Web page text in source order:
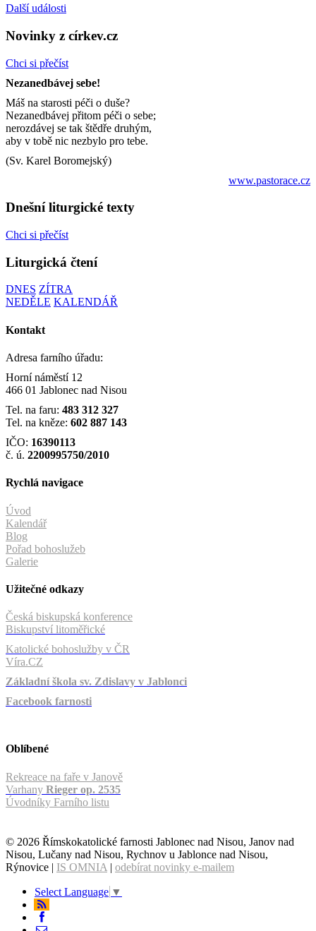
Další události
Novinky z církev.cz
Chci si přečíst
Nezanedbávej sebe!
Máš na starosti péči o duše?
Nezanedbávej přitom péči o sebe;
nerozdávej se tak štědře druhým,
aby v tobě nic nezbylo pro tebe.
(Sv. Karel Boromejský)
www.pastorace.cz
Dnešní liturgické texty
Chci si přečíst
Liturgická čtení
DNES ZÍTRA
NEDĚLE KALENDÁŘ
Kontakt
Adresa farního úřadu:
Horní náměstí 12
466 01 Jablonec nad Nisou
Tel. na faru: 483 312 327
Tel. na kněze: 602 887 143
IČO: 16390113
č. ú. 2200995750/2010
Rychlá navigace
Úvod
Kalendář
Blog
Pořad bohoslužeb
Galerie
Užitečné odkazy
Česká biskupská konference
Biskupství litoměřické
Katolické bohoslužby v ČR
Víra.CZ
Základní škola sv. Zdislavy v Jablonci
Facebook farnosti
Oblíbené
Rekreace na faře v Janově
Varhany Rieger op. 2535
Úvodníky Farního listu
© 2026 Římskokatolické farnosti Jablonec nad Nisou, Janov nad
Nisou, Lučany nad Nisou, Rychnov u Jablonce nad Nisou,
Rýnovice | IS OMNIA | odebírat novinky e-mailem
Select Language ▼